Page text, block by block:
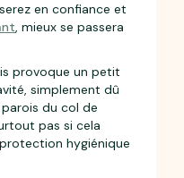
en confiance et
, mieux se passera
provoque un petit
simplement dû
du col de
pas si cela
hygiénique